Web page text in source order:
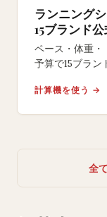
ランニング
15ブランド
ペース・体重・
予算で15ブラン
アフィリエイト
計算機を使う →
全